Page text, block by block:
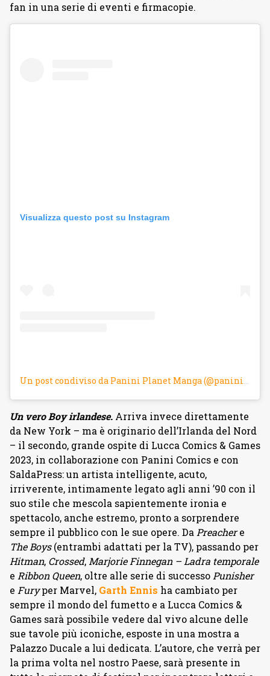
fan in una serie di eventi e firmacopie.
Visualizza questo post su Instagram
Un post condiviso da Panini Planet Manga (@panini_planetmanga)
Un vero Boy irlandese. Arriva invece direttamente
da New York – ma è originario dell’Irlanda del Nord
– il secondo, grande ospite di Lucca Comics & Games
2023, in collaborazione con Panini Comics e con
SaldaPress: un artista intelligente, acuto,
irriverente, intimamente legato agli anni ’90 con il
suo stile che mescola sapientemente ironia e
spettacolo, anche estremo, pronto a sorprendere
sempre il pubblico con le sue opere. Da Preachere
The Boys(entrambi adattati per la TV), passando per
Hitman, Crossed, Marjorie Finnegan – Ladra temporale
e Ribbon Queen, oltre alle serie di successo Punisher
e Furyper Marvel, Garth Ennis ha cambiato per
sempre il mondo del fumetto e a Lucca Comics &
Games sarà possibile vedere dal vivo alcune delle
sue tavole più iconiche, esposte in una mostra a
Palazzo Ducale a lui dedicata. L’autore, che verrà per
la prima volta nel nostro Paese, sarà presente in